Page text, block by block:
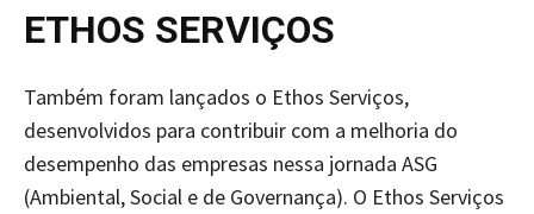
ETHOS SERVIÇOS
Também foram lançados o Ethos Serviços,
desenvolvidos para contribuir com a melhoria do
desempenho das empresas nessa jornada ASG
(Ambiental, Social e de Governança). O Ethos Serviços